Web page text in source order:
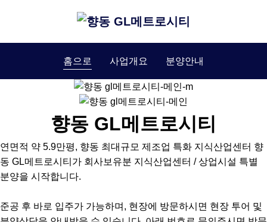
홈으로 사업개요 분양안내
향동 GL메트로시티
연면적 약 5.9만평, 향동 최대규모 제조업 특화 지식산업센터 향
동 GL메트로시티가 회사보유분 지식산업센터 / 상업시설 특별
분양을 시작합니다.
준공 후 바로 입주가 가능하며, 현장에 방문하시면 현장 투어 및